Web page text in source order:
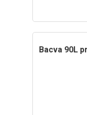
bacva 90L